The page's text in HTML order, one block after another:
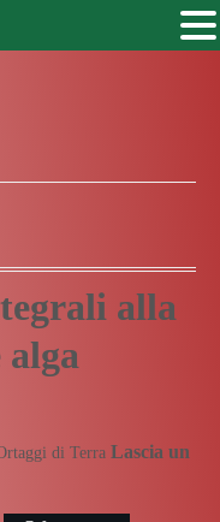
alla
alga
di Terra Lascia un